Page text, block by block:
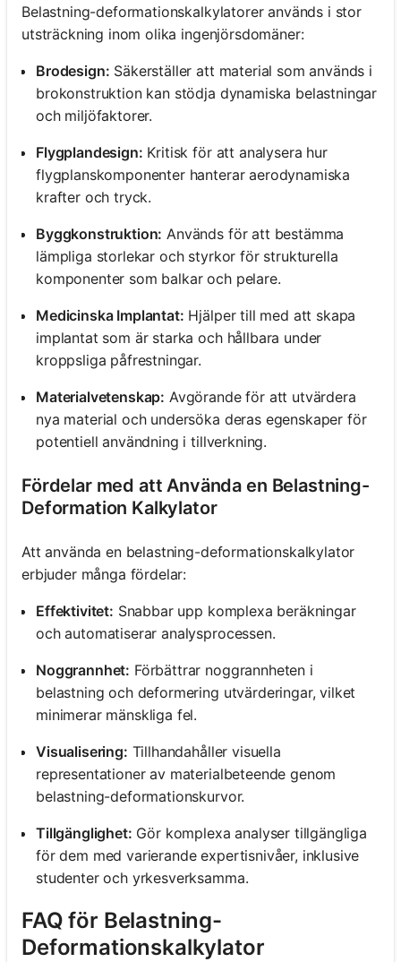
Belastning-deformationskalkylatorer används i stor
utsträckning inom olika ingenjörsdomäner:
Brodesign: Säkerställer att material som används i
brokonstruktion kan stödja dynamiska belastningar
och miljöfaktorer.
Flygplandesign: Kritisk för att analysera hur
flygplanskomponenter hanterar aerodynamiska
krafter och tryck.
Byggkonstruktion: Används för att bestämma
lämpliga storlekar och styrkor för strukturella
komponenter som balkar och pelare.
Medicinska Implantat: Hjälper till med att skapa
implantat som är starka och hållbara under
kroppsliga påfrestningar.
Materialvetenskap: Avgörande för att utvärdera
nya material och undersöka deras egenskaper för
potentiell användning i tillverkning.
Fördelar med att Använda en Belastning-
Deformation Kalkylator
Att använda en belastning-deformationskalkylator
erbjuder många fördelar:
Effektivitet: Snabbar upp komplexa beräkningar
och automatiserar analysprocessen.
Noggrannhet: Förbättrar noggrannheten i
belastning och deformering utvärderingar, vilket
minimerar mänskliga fel.
Visualisering: Tillhandahåller visuella
representationer av materialbeteende genom
belastning-deformationskurvor.
Tillgänglighet: Gör komplexa analyser tillgängliga
för dem med varierande expertisnivåer, inklusive
studenter och yrkesverksamma.
FAQ för Belastning-
Deformationskalkylator